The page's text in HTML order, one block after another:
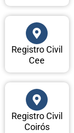
Registro Civil
Cee
Registro Civil
Coirós